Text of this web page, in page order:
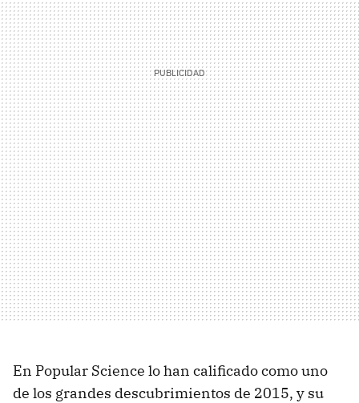
En Popular Science lo han calificado como uno
de los grandes descubrimientos de 2015, y su